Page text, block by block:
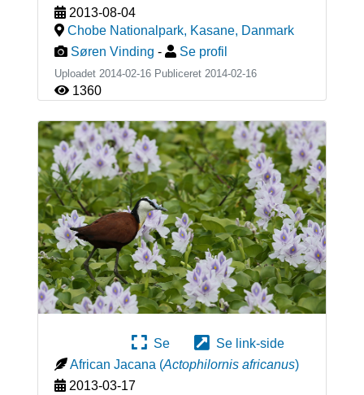
2013-08-04
Chobe Nationalpark, Kasane, Danmark
Søren Vinding - Se profil
Uploadet 2014-02-16 Publiceret 2014-02-16
1360
Se
Se link-side
African Jacana (Actophilornis africanus)
2013-03-17